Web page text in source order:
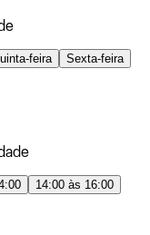
feira
Sexta-feira
14:00 às 16:00